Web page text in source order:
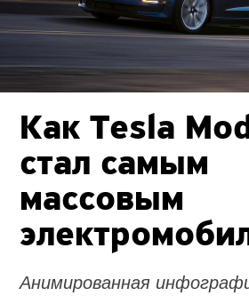
Как Tesla
стал самым
массовым
Анимированная